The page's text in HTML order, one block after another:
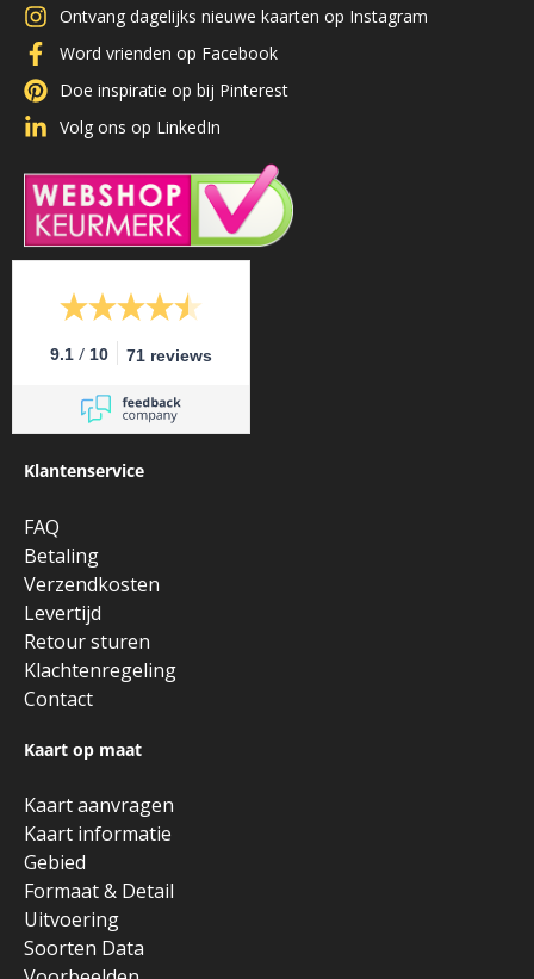
Ontvang dagelijks nieuwe kaarten op Instagram
Word vrienden op Facebook
Doe inspiratie op bij Pinterest
Volg ons op LinkedIn
9.1 / 10 71 reviews
Klantenservice
FAQ
Betaling
Verzendkosten
Levertijd
Retour sturen
Klachtenregeling
Contact
Kaart op maat
Kaart aanvragen
Kaart informatie
Gebied
Formaat & Detail
Uitvoering
Soorten Data